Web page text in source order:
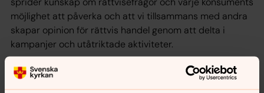
möjlighet att påverka och att vi tillsammans med andra
skapar opinion för rättvis handel genom att delta i
kampanjer och utåtriktade aktiviteter.
Varje gång du väljer Fairtrade-märkt bidrar du till att